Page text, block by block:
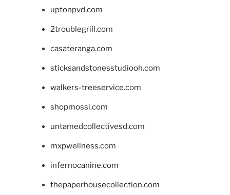
uptonpvd.com
2troublegrill.com
casateranga.com
sticksandstonesstudiooh.com
walkers-treeservice.com
shopmossi.com
untamedcollectivesd.com
mxpwellness.com
infernocanine.com
thepaperhousecollection.com